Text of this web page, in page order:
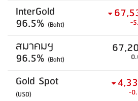
InterGold
96.5% (Baht) -
สมาคมฯ
96.5% (Baht)
Gold Spot
(USD) -